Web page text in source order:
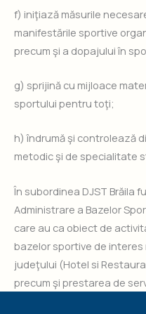
f) iniţiază măsurile
manifestările sportive
precum şi a dopajului în
g) sprijină cu mijloace
sportului pentru toţi;
h) îndrumă şi controlează
metodic şi de specialitate
În subordinea DJST Brăila
Administrare a Bazelor
care au ca obiect de
bazelor sportive de
judeţului (Hotel si
precum şi prestarea de